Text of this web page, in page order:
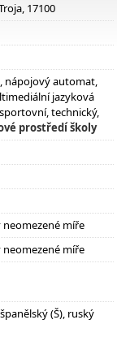
17100
nápojový automat,
jazyková
technický,
prostředí školy
míře
míře
(Š), ruský